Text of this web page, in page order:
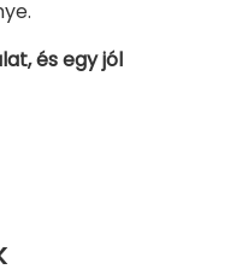
és egy jól